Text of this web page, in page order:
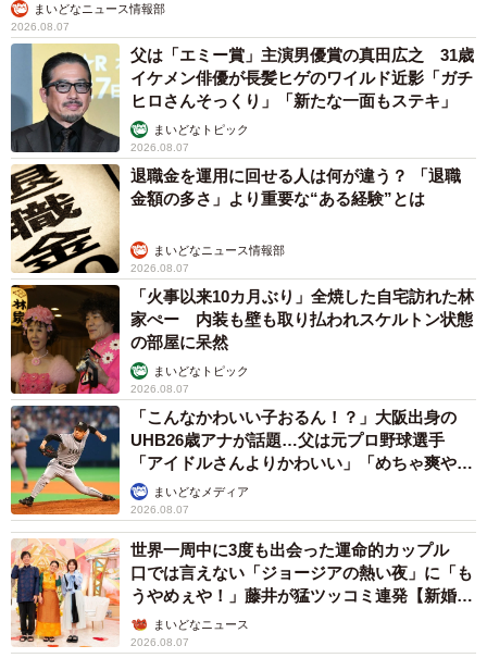
まいどなニュース情報部
2026.08.07
父は「エミー賞」主演男優賞の真田広之 31歳
イケメン俳優が長髪ヒゲのワイルド近影「ガチ
ヒロさんそっくり」「新たな一面もステキ」
まいどなトピック
2026.08.07
退職金を運用に回せる人は何が違う？ 「退職
金額の多さ」より重要な“ある経験”とは
まいどなニュース情報部
2026.08.07
「火事以来10カ月ぶり」全焼した自宅訪れた林
家ぺー 内装も壁も取り払われスケルトン状態
の部屋に呆然
まいどなトピック
2026.08.07
「こんなかわいい子おるん！？」大阪出身の
UHB26歳アナが話題…父は元プロ野球選手
「アイドルさんよりかわいい」「めちゃ爽や
か」まいどなメディア
2026.08.07
世界一周中に3度も出会った運命的カップル
口では言えない「ジョージアの熱い夜」に「も
うやめぇや！」藤井が猛ツッコミ連発【新婚さ
ん】まいどなニュース
2026.08.07